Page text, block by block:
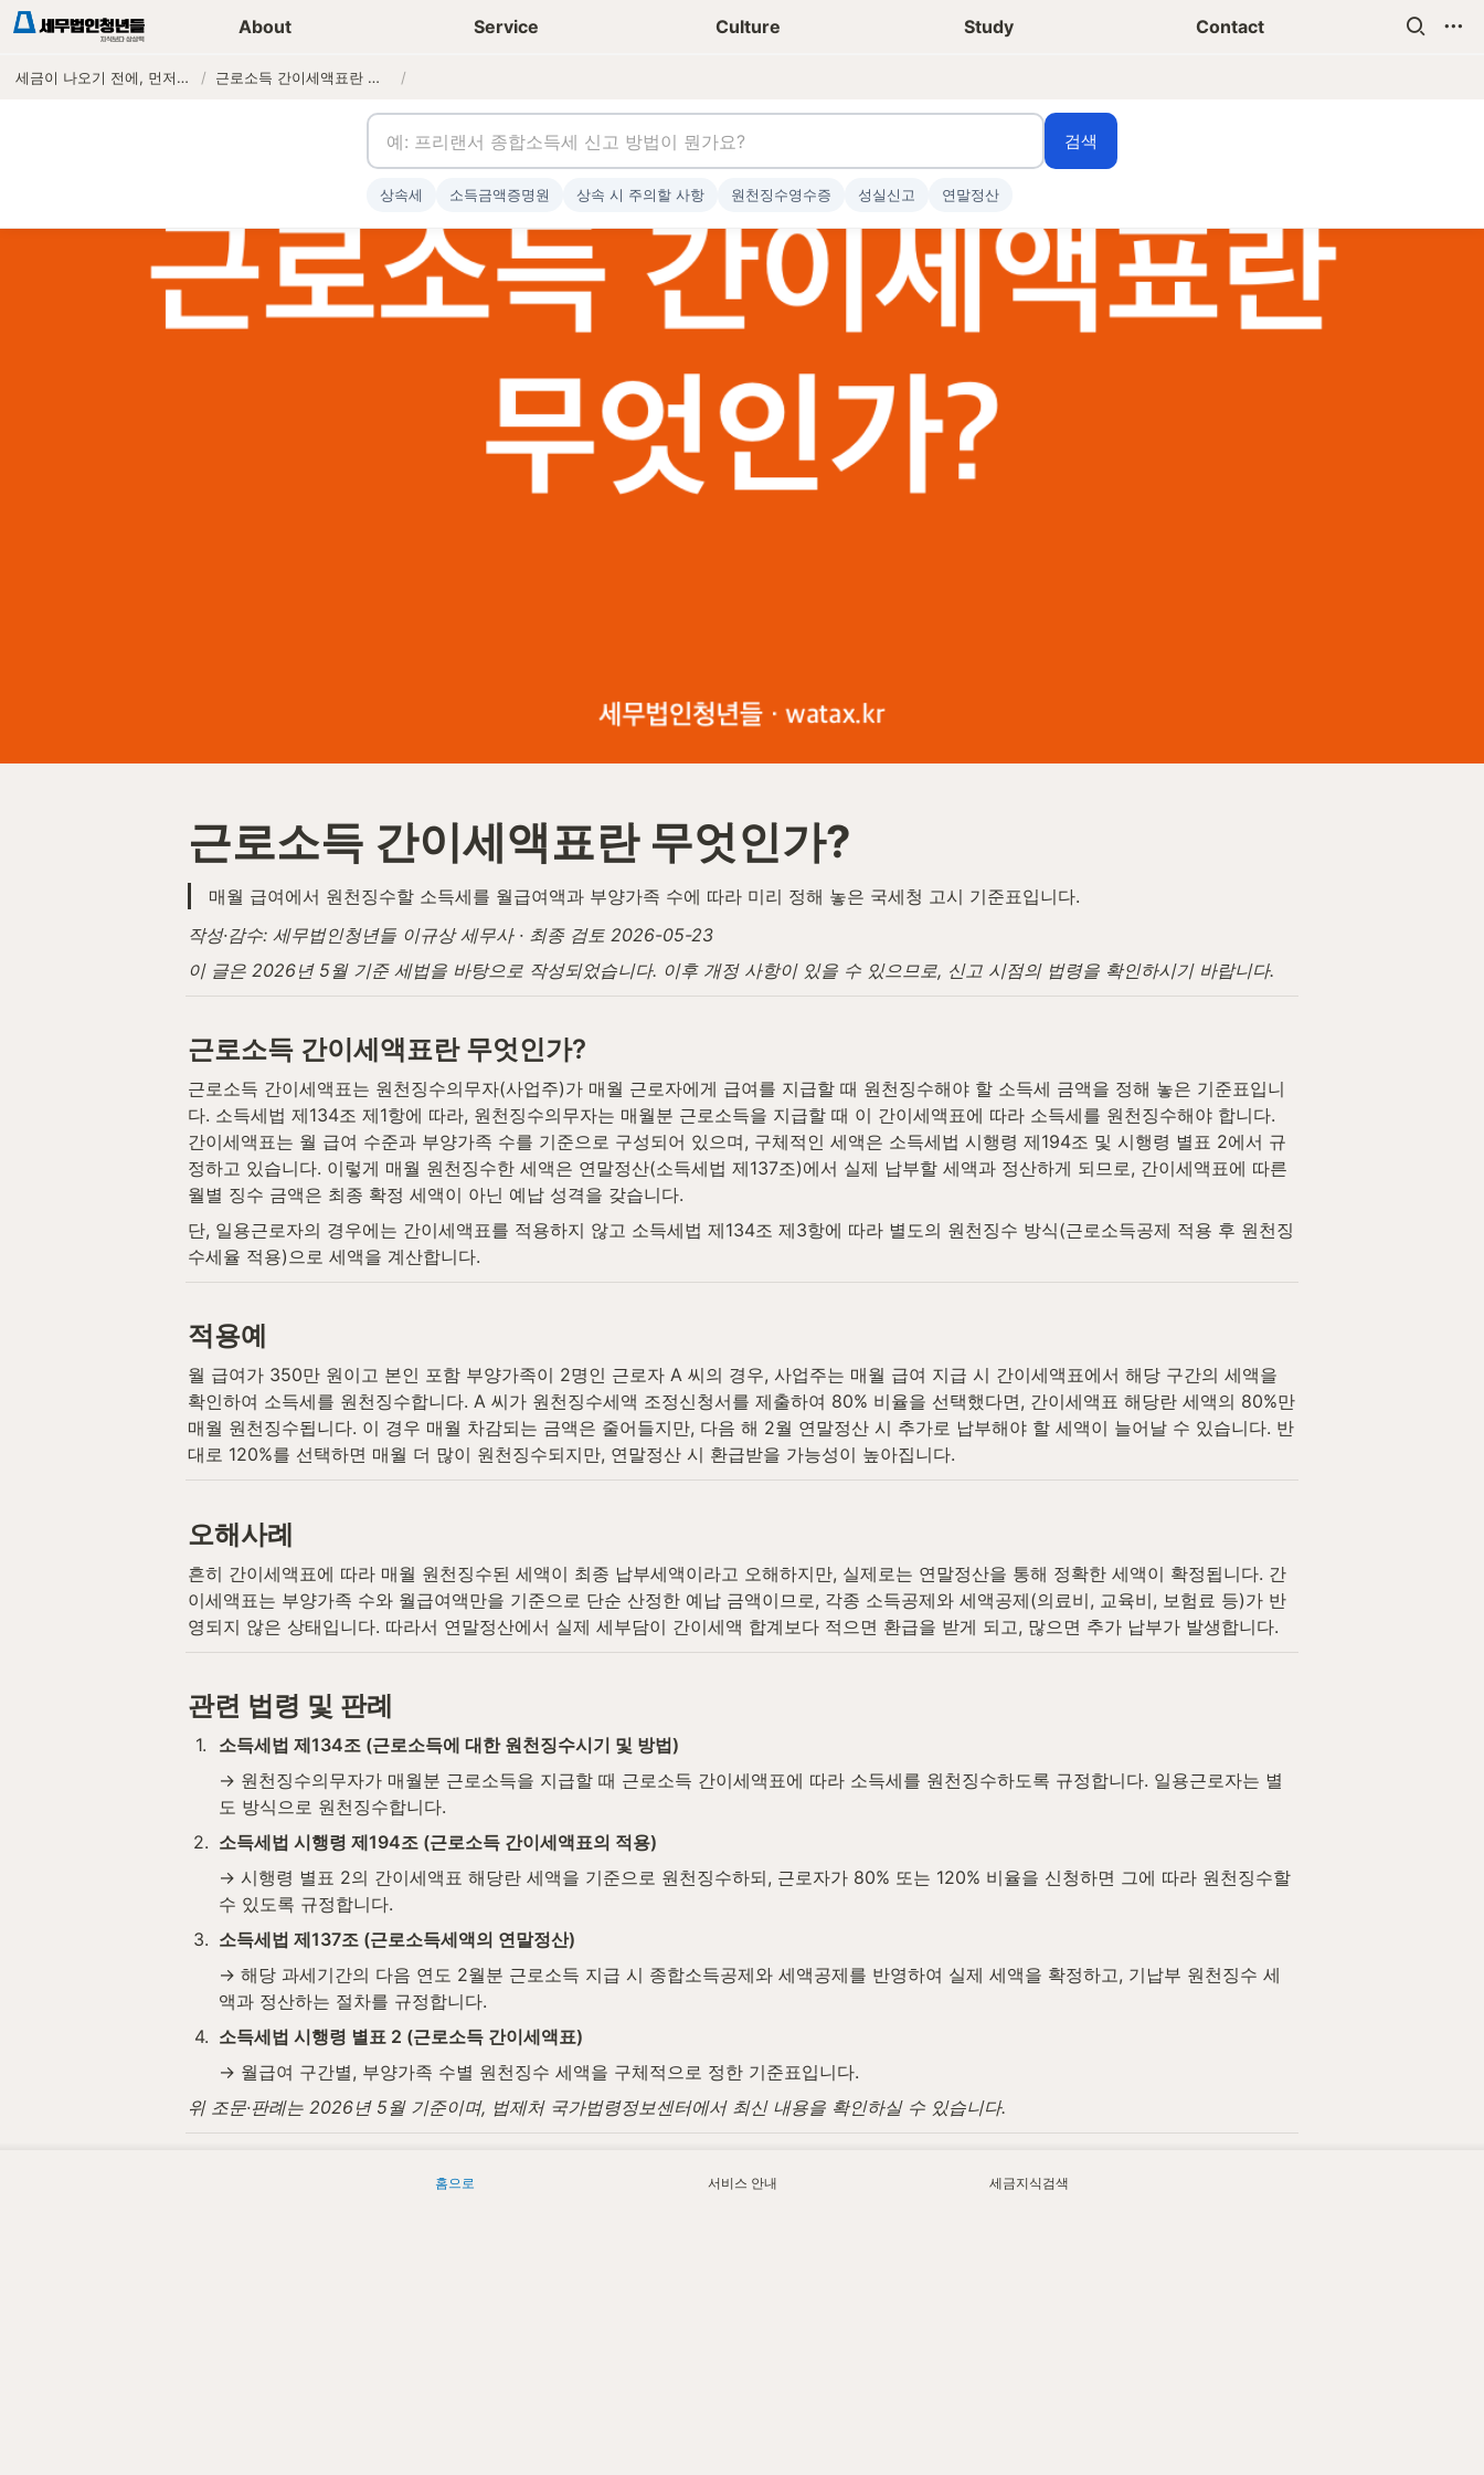
About Service Culture Study Contact
세금이 나오기 전에, 먼저 연락하는 세무법인 / 근로소득 간이세액표란 무엇인가? /
세무가이드 콘텐츠 기장상담신청 청년들 일상
근로소득 간이세액표란 무엇인가?
매월 급여에서 원천징수할 소득세를 월급여액과 부양가족 수에 따라 미리 정해 놓은 국세청 고시 기준표입니다.
작성·감수: 세무법인청년들 이규상 세무사 · 최종 검토 2026-05-23
이 글은 2026년 5월 기준 세법을 바탕으로 작성되었습니다. 이후 개정 사항이 있을 수 있으므로, 신고 시점의 법령을 확인하시기 바랍니다.
근로소득 간이세액표란 무엇인가?
근로소득 간이세액표는 원천징수의무자(사업주)가 매월 근로자에게 급여를 지급할 때 원천징수해야 할 소득세 금액을 정해 놓은 기준표입니
다. 소득세법 제134조 제1항에 따라, 원천징수의무자는 매월분 근로소득을 지급할 때 이 간이세액표에 따라 소득세를 원천징수해야 합니다.
간이세액표는 월 급여 수준과 부양가족 수를 기준으로 구성되어 있으며, 구체적인 세액은 소득세법 시행령 제194조 및 시행령 별표 2에서 규
정하고 있습니다. 이렇게 매월 원천징수한 세액은 연말정산(소득세법 제137조)에서 실제 납부할 세액과 정산하게 되므로, 간이세액표에 따른
월별 징수 금액은 최종 확정 세액이 아닌 예납 성격을 갖습니다.
단, 일용근로자의 경우에는 간이세액표를 적용하지 않고 소득세법 제134조 제3항에 따라 별도의 원천징수 방식(근로소득공제 적용 후 원천징
수세율 적용)으로 세액을 계산합니다.
적용예
월 급여가 350만 원이고 본인 포함 부양가족이 2명인 근로자 A 씨의 경우, 사업주는 매월 급여 지급 시 간이세액표에서 해당 구간의 세액을
확인하여 소득세를 원천징수합니다. A 씨가 원천징수세액 조정신청서를 제출하여 80% 비율을 선택했다면, 간이세액표 해당란 세액의 80%만
매월 원천징수됩니다. 이 경우 매월 차감되는 금액은 줄어들지만, 다음 해 2월 연말정산 시 추가로 납부해야 할 세액이 늘어날 수 있습니다. 반
대로 120%를 선택하면 매월 더 많이 원천징수되지만, 연말정산 시 환급받을 가능성이 높아집니다.
오해사례
흔히 간이세액표에 따라 매월 원천징수된 세액이 최종 납부세액이라고 오해하지만, 실제로는 연말정산을 통해 정확한 세액이 확정됩니다. 간
이세액표는 부양가족 수와 월급여액만을 기준으로 단순 산정한 예납 금액이므로, 각종 소득공제와 세액공제(의료비, 교육비, 보험료 등)가 반
영되지 않은 상태입니다. 따라서 연말정산에서 실제 세부담이 간이세액 합계보다 적으면 환급을 받게 되고, 많으면 추가 납부가 발생합니다.
관련 법령 및 판례
1.
소득세법 제134조 (근로소득에 대한 원천징수시기 및 방법)
→ 원천징수의무자가 매월분 근로소득을 지급할 때 근로소득 간이세액표에 따라 소득세를 원천징수하도록 규정합니다. 일용근로자는 별
도 방식으로 원천징수합니다.
2. 소득세법 시행령 제194조 (근로소득 간이세액표의 적용)
→ 시행령 별표 2의 간이세액표 해당란 세액을 기준으로 원천징수하되, 근로자가 80% 또는 120% 비율을 신청하면 그에 따라 원천징수할
수 있도록 규정합니다.
3. 소득세법 제137조 (근로소득세액의 연말정산)
→ 해당 과세기간의 다음 연도 2월분 근로소득 지급 시 종합소득공제와 세액공제를 반영하여 실제 세액을 확정하고, 기납부 원천징수 세
액과 정산하는 절차를 규정합니다.
4. 소득세법 시행령 별표 2 (근로소득 간이세액표)
→ 월급여 구간별, 부양가족 수별 원천징수 세액을 구체적으로 정한 기준표입니다.
위 조문·판례는 2026년 5월 기준이며, 법제처 국가법령정보센터에서 최신 내용을 확인하실 수 있습니다.
검색
상속세 소득금액증명원 상속 시 주의할 사항 원천징수영수증 성실신고 연말정산
홈으로 서비스 안내 세금지식검색